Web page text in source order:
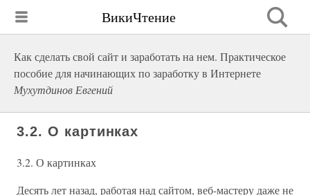
ВикиЧтение
Как сделать свой сайт и заработать на нем. Практическое
пособие для начинающих по заработку в Интернете
Мухутдинов Евгений
3.2. О картинках
3.2. О картинках
Десять лет назад, работая над сайтом, веб-мастеру даже не